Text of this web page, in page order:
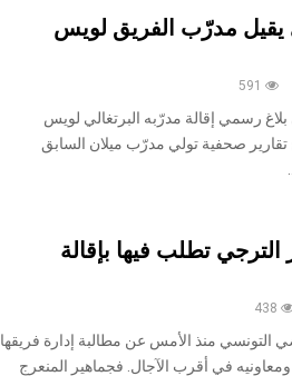
يقيل مدرّب الفريق لويس
591
رسمي إقالة مدرّبه البرتغالي لويس
صحفية تولي مدرّب ميلان السابق
تطلب فيها بإقالة
438
التونسي منذ الأمس عن مطالبة إدارة فريقها
في أقرب الآجال. فجماهير المنعرج